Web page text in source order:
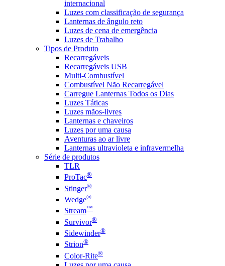
internacional
Luzes com classificação de segurança
Lanternas de ângulo reto
Luzes de cena de emergência
Luzes de Trabalho
Tipos de Produto
Recarregáveis
Recarregáveis USB
Multi-Combustível
Combustível Não Recarregável
Carregue Lanternas Todos os Dias
Luzes Táticas
Luzes mãos-livres
Lanternas e chaveiros
Luzes por uma causa
Aventuras ao ar livre
Lanternas ultravioleta e infravermelha
Série de produtos
TLR
ProTac®
Stinger®
Wedge®
Stream™
Survivor®
Sidewinder®
Strion®
Color-Rite®